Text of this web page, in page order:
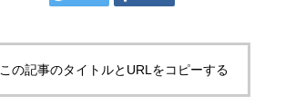
この記事のタイトルとURLをコピーする